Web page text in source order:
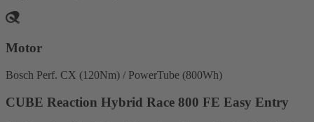
Motor
Bosch Perf. CX (120Nm) / PowerTube (800Wh)
CUBE Reaction Hybrid Race 800 FE Easy Entry